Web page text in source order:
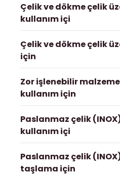
Çelik ve dökme çelik
kullanım içi
Çelik ve dökme çelik
için
Zor işlenebilir
kullanım için
Paslanmaz çelik
kullanım içi
Paslanmaz çelik
taşlama için